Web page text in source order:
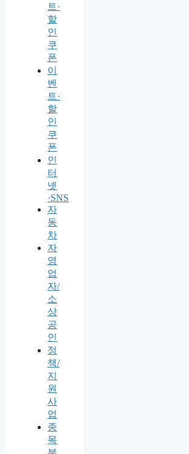
트·
할
인
쿠
폰
이
벤
트·
할
인
쿠
폰
인
터
넷
·SNS
자
동
차
자
영
업
자/
소
상
공
인
정
책/
지
원
사
업
종
목